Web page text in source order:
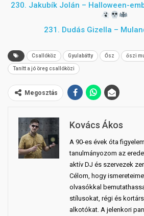
230. Jakubík Jolán – Halloween-
231. Dudás Gizella –
Csallóköz Gyulabátty Ősz őszi
Tanítt a jó öreg csallóközi
Megosztás
Kovács Ákos
A 90-es évek óta
tanulmányozom az
aktív DJ és szervezek
Célom, hogy
olvasókkal
stílusokat, régi és
alkotókat. A jelenkori